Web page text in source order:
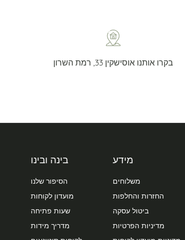
בקרו אותנו אוסישקין 33, רמת השרון
בינה ובינו
הסיפור שלנו
מועדון לקוחות
שעות פתיחה
מדריך מידות
מידע
משלוחים
החזרות והחלפות
ביטול עסקה
מדיניות הפרטיות